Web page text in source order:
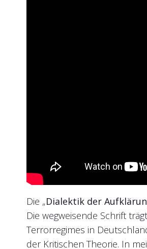
Die „Dialektik der
Die wegweisende Schrift
Terrorregimes in
der Kritischen Theorie. In